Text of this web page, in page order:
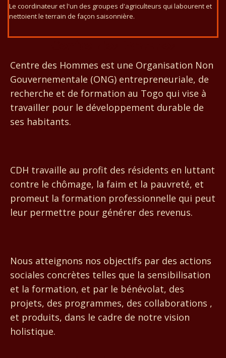
Le coordinateur et l'un des groupes d'agriculteurs qui labourent et
nettoient le terrain de façon saisonnière.
Centre des Hommes est une Organisation Non
Gouvernementale (ONG) entrepreneuriale, de
recherche et de formation au Togo qui vise à
travailler pour le développement durable de
ses habitants.
CDH travaille au profit des résidents en luttant
contre le chômage, la faim et la pauvreté, et
promeut la formation professionnelle qui peut
leur permettre pour générer des revenus.
Nous atteignons nos objectifs par des actions
sociales concrètes telles que la sensibilisation
et la formation, et par le bénévolat, des
projets, des programmes, des collaborations ,
et produits, dans le cadre de notre vision
holistique.